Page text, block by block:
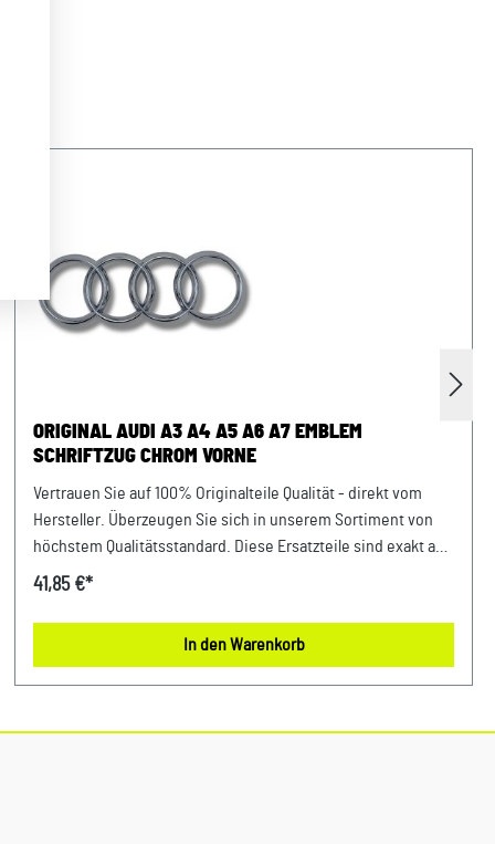
ORIGINAL AUDI A3 A4 A5 A6 A7 EMBLEM
SCHRIFTZUG CHROM VORNE
Vertrauen Sie auf 100% Originalteile Qualität - direkt vom
Hersteller. Überzeugen Sie sich in unserem Sortiment von
höchstem Qualitätsstandard. Diese Ersatzteile sind exakt auf
Ihr Fahrzeug abgestimmt und sorgen für eine optimale
in Ihrem Fahrzeug! Produktinfos: 100% passgenau, da
Original Ersatzteilepassende Teilenummern: 8T0853605
ab Bj. 2013passend bei Audi A4 Bj. 2013 - 2025passend bei
41,85 €*
In den Warenkorb